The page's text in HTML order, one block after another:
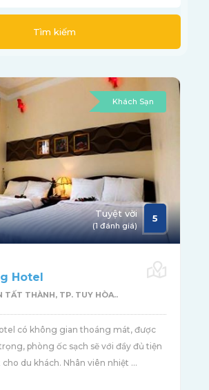
Tìm kiếm
Khách Sạn
Tuyệt vời
(1 đánh giá)
5
Hotel
TẤT THÀNH, TP. TUY HÒA..
có không gian thoáng mát, được
phòng ốc sạch sẽ với đầy đủ tiện
du khách. Nhân viên nhiệt ...